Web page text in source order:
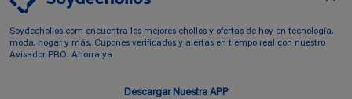
Soydechollos.com encuentra los mejores chollos y ofertas de hoy en tecnología,
moda, hogar y más. Cupones verificados y alertas en tiempo real con nuestro
Avisador PRO. Ahorra ya
Descargar Nuestra APP